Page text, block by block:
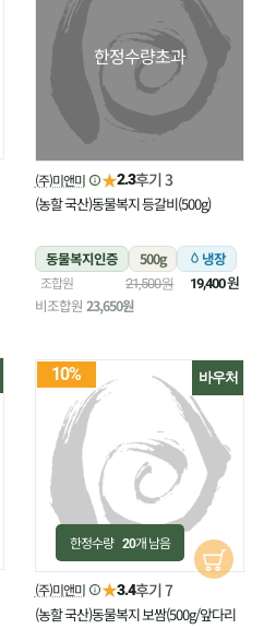
한정수량초과
(주)미앤미 ★2.3후기 3
(농할 국산)동물복지 등갈비(500g)
동물복지인증 500g 냉장
조합원 21,500원 19,400원
비조합원 23,650원
바우처
10%
한정수량 20개 남음
(주)미앤미 ★3.4후기 7
(농할 국산)동물복지 보쌈(500g/앞다리